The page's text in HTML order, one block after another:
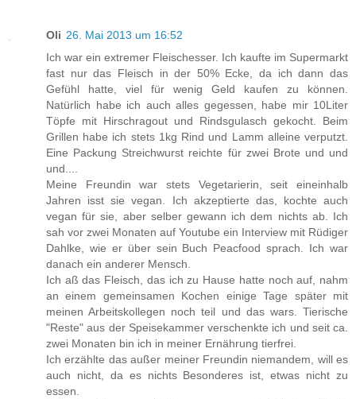
Oli 26. Mai 2013 um 16:52
Ich war ein extremer Fleischesser. Ich kaufte im Supermarkt
fast nur das Fleisch in der 50% Ecke, da ich dann das
Gefühl hatte, viel für wenig Geld kaufen zu können.
Natürlich habe ich auch alles gegessen, habe mir 10Liter
Töpfe mit Hirschragout und Rindsgulasch gekocht. Beim
Grillen habe ich stets 1kg Rind und Lamm alleine verputzt.
Eine Packung Streichwurst reichte für zwei Brote und und
und....
Meine Freundin war stets Vegetarierin, seit eineinhalb
Jahren isst sie vegan. Ich akzeptierte das, kochte auch
vegan für sie, aber selber gewann ich dem nichts ab. Ich
sah vor zwei Monaten auf Youtube ein Interview mit Rüdiger
Dahlke, wie er über sein Buch Peacfood sprach. Ich war
danach ein anderer Mensch.
Ich aß das Fleisch, das ich zu Hause hatte noch auf, nahm
an einem gemeinsamen Kochen einige Tage später mit
meinen Arbeitskollegen noch teil und das wars. Tierische
"Reste" aus der Speisekammer verschenkte ich und seit ca.
zwei Monaten bin ich in meiner Ernährung tierfrei.
Ich erzählte das außer meiner Freundin niemandem, will es
auch nicht, da es nichts Besonderes ist, etwas nicht zu
essen.